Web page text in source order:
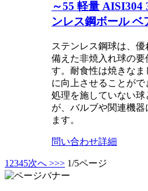
～55 軽量 AISI304
ンレス鋼ボール ベ
ステンレス鋼球は、
備えた非焼入れ球の要
す。耐食性は焼きなま
に向上させることが
処理を施していない
が、バルブや関連機
ます。
問い合わせ詳細
1 2345次へ >>> 1/5ページ